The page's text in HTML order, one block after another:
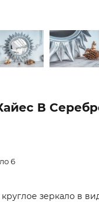
В
6
зеркало в